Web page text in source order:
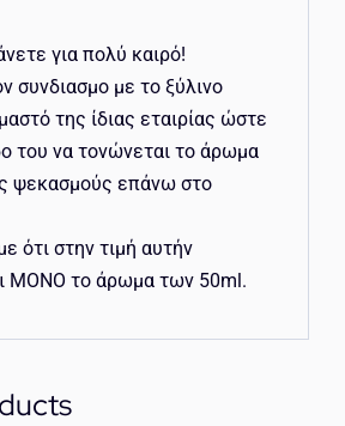
για πολύ καιρό!
συνδιασμο με το ξύλινο
της ίδιας εταιρίας ώστε
του να τονώνεται το άρωμα
ψεκασμούς επάνω στο
ότι στην τιμή αυτήν
ΜΟΝΟ το άρωμα των 50ml.